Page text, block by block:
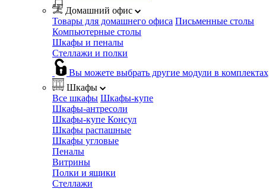
Домашний офис
Товары для домашнего офиса Письменные столы
Компьютерные столы
Шкафы и пеналы
Стеллажи и полки
Вы можете выбрать другие модули в
Шкафы
Все шкафы Шкафы-купе
Шкафы-антресоли
Шкафы-купе Консул
Шкафы распашные
Шкафы угловые
Пеналы
Витрины
Полки и ящики
Стеллажи